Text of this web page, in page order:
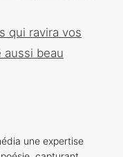
qui ravira vos
aussi beau
une expertise